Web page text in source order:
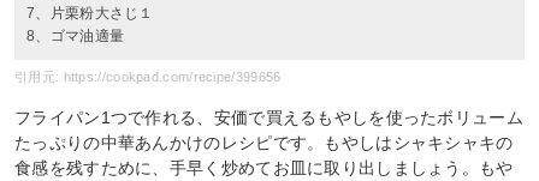
7、片栗粉大さじ１
8、ゴマ油適量
引用元: https://cookpad.com/recipe/399656
フライパン1つで作れる、安価で買えるもやしを使ったボリューム
たっぷりの中華あんかけのレシピです。もやしはシャキシャキの
食感を残すために、手早く炒めてお皿に取り出しましょう。もや